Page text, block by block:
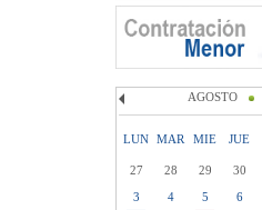
AGOSTO
LUN MAR MIE JUE
27 28 29 30
3
4 5 6